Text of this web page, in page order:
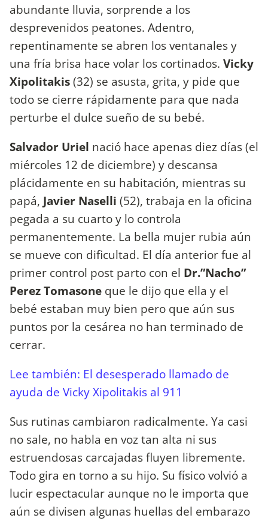
abundante lluvia, sorprende a los
desprevenidos peatones. Adentro,
repentinamente se abren los ventanales y
una fría brisa hace volar los cortinados. Vicky
Xipolitakis(32) se asusta, grita, y pide que
todo se cierre rápidamente para que nada
perturbe el dulce sueño de su bebé.
Salvador Uriel nació hace apenas diez días (el
miércoles 12 de diciembre) y descansa
plácidamente en su habitación, mientras su
papá, Javier Naselli (52), trabaja en la oficina
pegada a su cuarto y lo controla
permanentemente. La bella mujer rubia aún
se mueve con dificultad. El día anterior fue al
primer control post parto con el Dr.”Nacho”
Perez Tomasone que le dijo que ella y el
bebé estaban muy bien pero que aún sus
puntos por la cesárea no han terminado de
cerrar.
Lee también: El desesperado llamado de
ayuda de Vicky Xipolitakis al 911
Sus rutinas cambiaron radicalmente. Ya casi
no sale, no habla en voz tan alta ni sus
estruendosas carcajadas fluyen libremente.
Todo gira en torno a su hijo. Su físico volvió a
lucir espectacular aunque no le importa que
aún se divisen algunas huellas del embarazo